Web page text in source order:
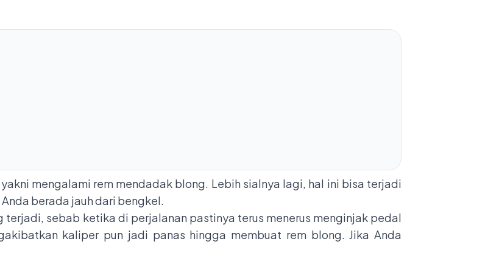
mengalami rem mendadak blong. Lebih sialnya lagi, hal ini bisa terjadi
berada jauh dari bengkel.
terjadi, sebab ketika di perjalanan pastinya terus menerus menginjak pedal
kaliper pun jadi panas hingga membuat rem blong. Jika Anda